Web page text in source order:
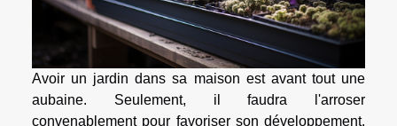
Avoir un jardin dans sa maison est avant tout une
aubaine. Seulement, il faudra l'arroser
convenablement pour favoriser son développement.